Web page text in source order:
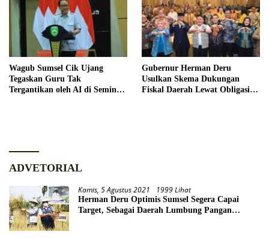
Wagub Sumsel Cik Ujang
Tegaskan Guru Tak
Tergantikan oleh AI di Seminar
Gubernur Herman Deru
Usulkan Skema Dukungan
Fiskal Daerah Lewat Obligasi
ADVETORIAL
Kamis, 5 Agustus 2021 1999 Lihat
Herman Deru Optimis Sumsel Segera Capai
Target, Sebagai Daerah Lumbung Pangan